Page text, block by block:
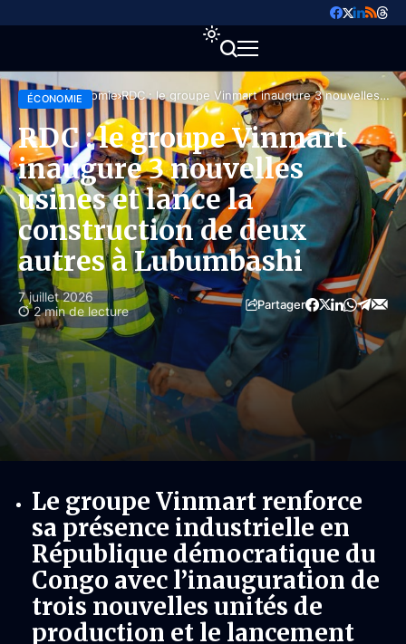
Accueil Économie RDC : le groupe Vinmart inaugure 3 nouvelles
usines et lance la construction de deux autres à
Lubumbashi
ÉCONOMIE
RDC : le groupe Vinmart
inaugure 3 nouvelles
usines et lance la
construction de deux
autres à Lubumbashi
7 juillet 2026
2 min de lecture
Partager
Le groupe Vinmart renforce
sa présence industrielle en
République démocratique du
Congo avec l’inauguration de
trois nouvelles unités de
production et le lancement